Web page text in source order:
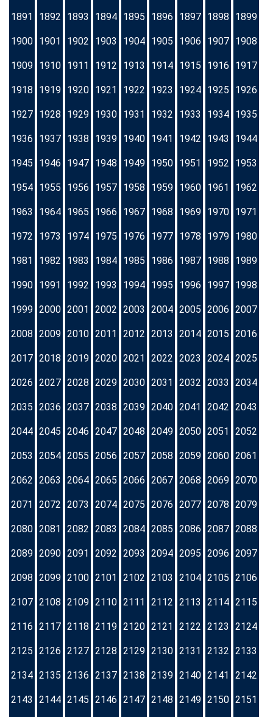
1891 1892 1893 1894 1895 1896 1897 1898 1899
1900 1901 1902 1903 1904 1905 1906 1907 1908
1909 1910 1911 1912 1913 1914 1915 1916 1917
1918 1919 1920 1921 1922 1923 1924 1925 1926
1927 1928 1929 1930 1931 1932 1933 1934 1935
1936 1937 1938 1939 1940 1941 1942 1943 1944
1945 1946 1947 1948 1949 1950 1951 1952 1953
1954 1955 1956 1957 1958 1959 1960 1961 1962
1963 1964 1965 1966 1967 1968 1969 1970 1971
1972 1973 1974 1975 1976 1977 1978 1979 1980
1981 1982 1983 1984 1985 1986 1987 1988 1989
1990 1991 1992 1993 1994 1995 1996 1997 1998
1999 2000 2001 2002 2003 2004 2005 2006 2007
2008 2009 2010 2011 2012 2013 2014 2015 2016
2017 2018 2019 2020 2021 2022 2023 2024 2025
2026 2027 2028 2029 2030 2031 2032 2033 2034
2035 2036 2037 2038 2039 2040 2041 2042 2043
2044 2045 2046 2047 2048 2049 2050 2051 2052
2053 2054 2055 2056 2057 2058 2059 2060 2061
2062 2063 2064 2065 2066 2067 2068 2069 2070
2071 2072 2073 2074 2075 2076 2077 2078 2079
2080 2081 2082 2083 2084 2085 2086 2087 2088
2089 2090 2091 2092 2093 2094 2095 2096 2097
2098 2099 2100 2101 2102 2103 2104 2105 2106
2107 2108 2109 2110 2111 2112 2113 2114 2115
2116 2117 2118 2119 2120 2121 2122 2123 2124
2125 2126 2127 2128 2129 2130 2131 2132 2133
2134 2135 2136 2137 2138 2139 2140 2141 2142
2143 2144 2145 2146 2147 2148 2149 2150 2151